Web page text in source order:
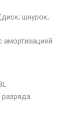
шнурок,
амортизацией
разряда